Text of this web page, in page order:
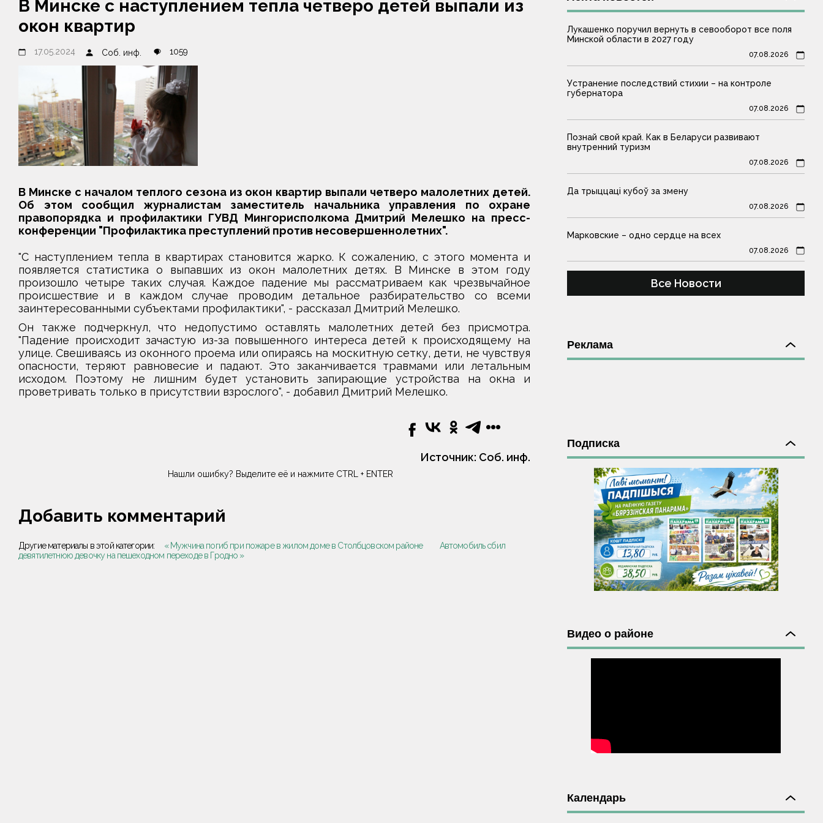
В Минске с наступлением тепла четверо детей выпали из
окон квартир
17.05.2024 Соб. инф. 1059
В Минске с началом теплого сезона из окон квартир выпали четверо малолетних детей.
Об этом сообщил журналистам заместитель начальника управления по охране
правопорядка и профилактики ГУВД Мингорисполкома Дмитрий Мелешко на пресс-
конференции "Профилактика преступлений против несовершеннолетних".
"С наступлением тепла в квартирах становится жарко. К сожалению, с этого момента и
появляется статистика о выпавших из окон малолетних детях. В Минске в этом году
произошло четыре таких случая. Каждое падение мы рассматриваем как чрезвычайное
происшествие и в каждом случае проводим детальное разбирательство со всеми
заинтересованными субъектами профилактики", - рассказал Дмитрий Мелешко.
Он также подчеркнул, что недопустимо оставлять малолетних детей без присмотра.
"Падение происходит зачастую из-за повышенного интереса детей к происходящему на
улице. Свешиваясь из оконного проема или опираясь на москитную сетку, дети, не чувствуя
опасности, теряют равновесие и падают. Это заканчивается травмами или летальным
исходом. Поэтому не лишним будет установить запирающие устройства на окна и
проветривать только в присутствии взрослого", - добавил Дмитрий Мелешко.
Источник: Соб. инф.
Нашли ошибку? Выделите её и нажмите CTRL + ENTER
Добавить комментарий
Другие материалы в этой категории: « Мужчина погиб при пожаре в жилом доме в Столбцовском районе
Автомобиль сбил
девятилетнюю девочку на пешеходном переходе в Гродно »
Лукашенко поручил вернуть в севооборот все поля
Минской области в 2027 году
07.08.2026
Устранение последствий стихии – на контроле
губернатора
07.08.2026
Познай свой край. Как в Беларуси развивают
внутренний туризм
07.08.2026
Да трыццаці кубоў за змену
07.08.2026
Марковские – одно сердце на всех
07.08.2026
Все Новости
Реклама
Подписка
Видео о районе
Календарь